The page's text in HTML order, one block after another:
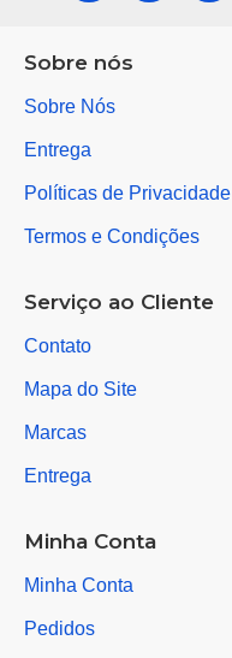
Sobre nós
Sobre Nós
Entrega
Políticas de Privacidade
Termos e Condições
Serviço ao Cliente
Contato
Mapa do Site
Marcas
Entrega
Minha Conta
Minha Conta
Pedidos